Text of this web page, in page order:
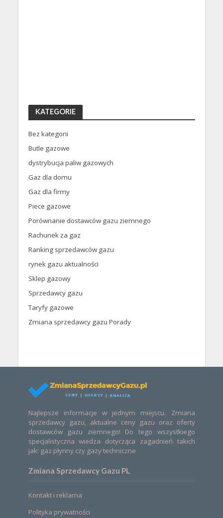
KATEGORIE
Bez kategorii
Butle gazowe
dystrybucja paliw gazowych
Gaz dla domu
Gaz dla firmy
Piece gazowe
Porównanie dostawców gazu ziemnego
Rachunek za gaz
Ranking sprzedawców gazu
rynek gazu aktualności
Sklep gazowy
Sprzedawcy gazu
Taryfy gazowe
Zmiana sprzedawcy gazu Porady
Najlepsze informacje w jednym miejscu. Zmiana
sprzedawcy gazu, aktualne ceny gazu oraz oferty
dostawców gazu ziemnego! Do tego wszystkiego
specjalistyczna wiedza dotycząca zagadnień takich
jak: gaz płynny czy gazy techniczne
Zmiana Sprzedawcy Gazu PL
Kontakt i reklama
Polityka prywatności